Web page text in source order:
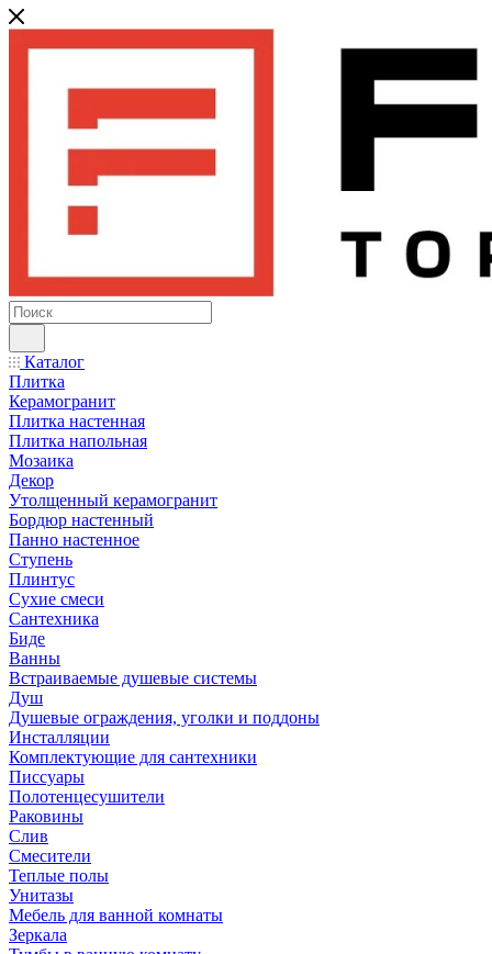
Каталог
Плитка
Керамогранит
Плитка настенная
Плитка напольная
Мозаика
Декор
Утолщенный керамогранит
Бордюр настенный
Панно настенное
Ступень
Плинтус
Сухие смеси
Сантехника
Биде
Ванны
Встраиваемые душевые системы
Душ
Душевые ограждения, уголки и поддоны
Инсталляции
Комплектующие для сантехники
Писсуары
Полотенцесушители
Раковины
Слив
Смесители
Теплые полы
Унитазы
Мебель для ванной комнаты
Зеркала